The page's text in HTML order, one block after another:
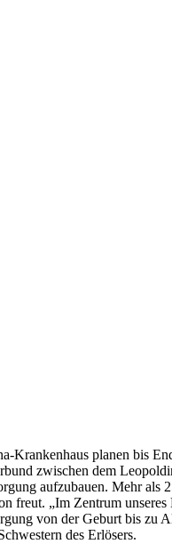
Krankenhaus planen bis
zwischen dem
aufzubauen. Mehr
freut. „Im Zentrum
von der Geburt bis zu
des Erlösers.